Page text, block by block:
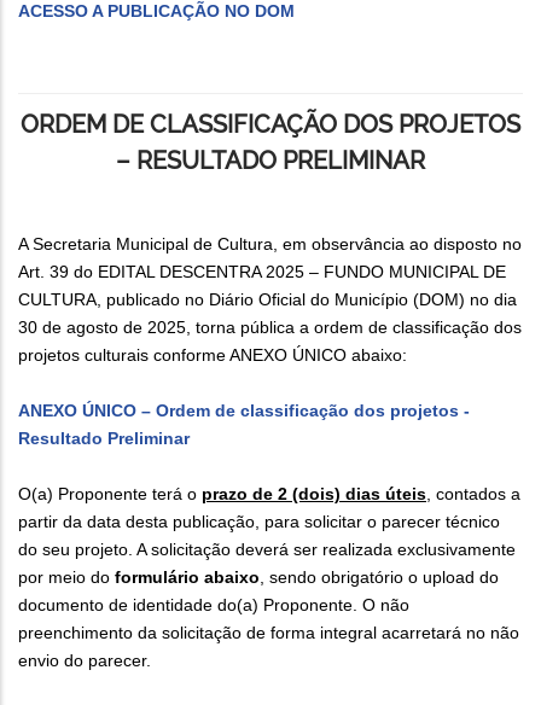
ACESSO A PUBLICAÇÃO NO DOM
ORDEM DE CLASSIFICAÇÃO DOS PROJETOS
– RESULTADO PRELIMINAR
A Secretaria Municipal de Cultura, em observância ao disposto no
Art. 39 do EDITAL DESCENTRA 2025 – FUNDO MUNICIPAL DE
CULTURA, publicado no Diário Oficial do Município (DOM) no dia
30 de agosto de 2025, torna pública a ordem de classificação dos
projetos culturais conforme ANEXO ÚNICO abaixo:
ANEXO ÚNICO – Ordem de classificação dos projetos -
Resultado Preliminar
O(a) Proponente terá o prazo de 2 (dois) dias úteis , contados a
partir da data desta publicação, para solicitar o parecer técnico
do seu projeto. A solicitação deverá ser realizada exclusivamente
por meio do formulário abaixo , sendo obrigatório o upload do
documento de identidade do(a) Proponente. O não
preenchimento da solicitação de forma integral acarretará no não
envio do parecer.